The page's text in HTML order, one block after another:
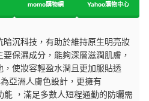
momo購物網 Yahoo購物中心
沉科技，有助於維持原生明亮妝
保濕成分，能夠深層滋潤肌膚，
使妝容輕盈水潤且更加服貼透
亞洲人膚色設計，更擁有
能 ，滿足多數人短程通勤的防曬需